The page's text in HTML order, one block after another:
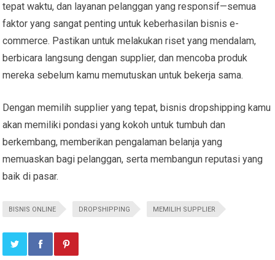
tepat waktu, dan layanan pelanggan yang responsif—semua
faktor yang sangat penting untuk keberhasilan bisnis e-
commerce. Pastikan untuk melakukan riset yang mendalam,
berbicara langsung dengan supplier, dan mencoba produk
mereka sebelum kamu memutuskan untuk bekerja sama.
Dengan memilih supplier yang tepat, bisnis dropshipping kamu
akan memiliki pondasi yang kokoh untuk tumbuh dan
berkembang, memberikan pengalaman belanja yang
memuaskan bagi pelanggan, serta membangun reputasi yang
baik di pasar.
BISNIS ONLINE DROPSHIPPING MEMILIH SUPPLIER